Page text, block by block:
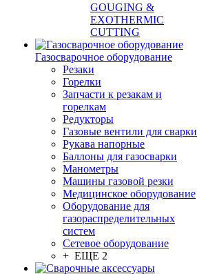
GOUGING &
EXOTHERMIC
CUTTING
Газосварочное оборудование
Резаки
Горелки
Запчасти к резакам и
горелкам
Редукторы
Газовые вентили для сварки
Рукава напорные
Баллоны для газосварки
Манометры
Машины газовой резки
Медицинское оборудование
Оборудование для
газораспределительных
систем
Сетевое оборудование
+ ЕЩЕ 2